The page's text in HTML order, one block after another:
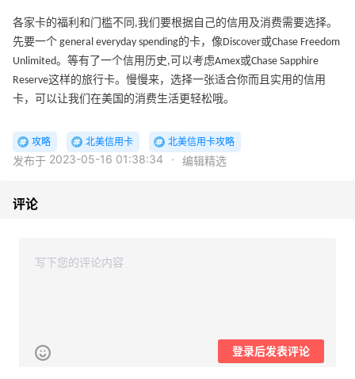
各家卡的福利和门槛不同,我们要根据自己的信用及消费需要选择。
先要一个 general everyday spending的卡，像Discover或Chase Freedom
Unlimited。等有了一个信用历史,可以考虑Amex或Chase Sapphire
Reserve这样的旅行卡。慢慢来，选择一张适合你而且实用的信用
卡，可以让我们在美国的消费生活更轻松哦。
攻略 北美信用卡 北美信用卡攻略
发布于 2023-05-16 01:38:34 · 编辑精选
评论
登录后发表评论